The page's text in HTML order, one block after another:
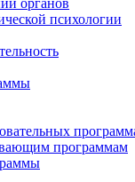
органов
психологии
программам